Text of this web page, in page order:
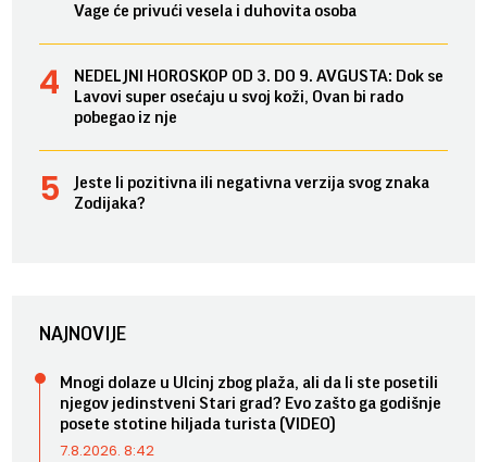
Vage će privući vesela i duhovita osoba
NEDELJNI HOROSKOP OD 3. DO 9. AVGUSTA: Dok se
Lavovi super osećaju u svoj koži, Ovan bi rado
pobegao iz nje
Jeste li pozitivna ili negativna verzija svog znaka
Zodijaka?
NAJNOVIJE
Mnogi dolaze u Ulcinj zbog plaža, ali da li ste posetili
njegov jedinstveni Stari grad? Evo zašto ga godišnje
posete stotine hiljada turista (VIDEO)
7.8.2026. 8:42